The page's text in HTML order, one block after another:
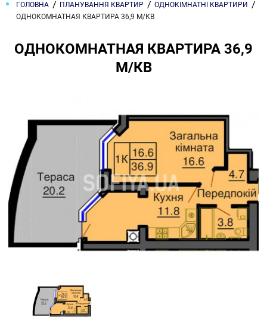
ГОЛОВНА ПЛАНУВАННЯ КВАРТИР
ОДНОКІМНАТНІ КВАРТИРИ
ОДНОКОМНАТНАЯ КВАРТИРА 36,9 М/КВ
ОДНОКОМНАТНАЯ КВАРТИРА 36,9
М/КВ